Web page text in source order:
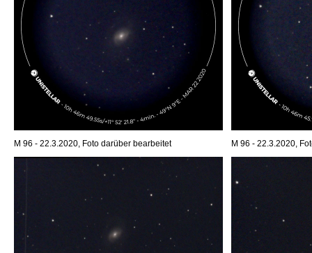
M 96 - 22.3.2020, Foto darüber bearbeitet M 96 - 22.3.2020,